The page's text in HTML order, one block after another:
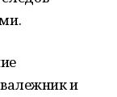
и